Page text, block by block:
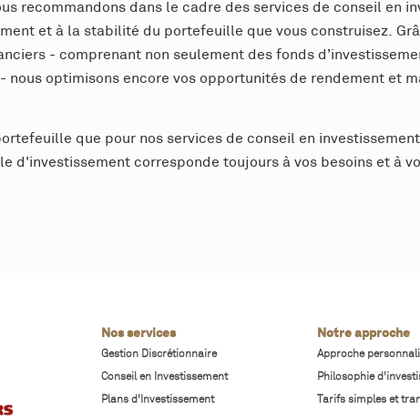
recommandons dans le cadre des services de conseil en
et à la stabilité du portefeuille que vous construisez.
- comprenant non seulement des fonds
nous optimisons encore vos opportunités de rendement et
que pour nos services de conseil en
d'investissement corresponde toujours à vos besoins et à
Nos services
Gestion Discrétionnaire
Conseil en Investissement
Plans d'Investissement
Notre approche
Approche
Philosophie
Tarifs simples et